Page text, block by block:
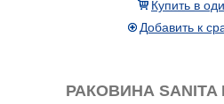
Купить в
Добавить к
РАКОВИНА SANITA